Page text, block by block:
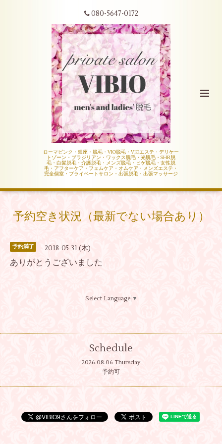
080-5647-0172
ローマピンク・銀座・脱毛・VIO脱毛・VIOエステ・デリケー
トゾーン・ブラジリアン・ワックス脱毛・光脱毛・SHR脱
毛・白髪脱毛・介護脱毛・メンズ脱毛・ヒゲ脱毛・女性脱
毛・アフターケア・フェムケア・オムケア・メンズエステ・
完全個室・プライベートサロン・出張脱毛・出張マッサージ
予約空き状況（最新でない場合あり）
予約満了 2018-05-31 (木)
ありがとうございました
Select Language ▼
Schedule
2026.08.06 Thursday
予約可